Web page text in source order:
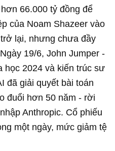
66.000 tỷ đồng để
của Noam Shazeer vào
lại, nhưng chưa đầy
19/6, John Jumper -
học 2024 và kiến trúc sư
đã giải quyết bài toán
đuổi hơn 50 năm - rời
Anthropic. Cổ phiếu
một ngày, mức giảm tệ